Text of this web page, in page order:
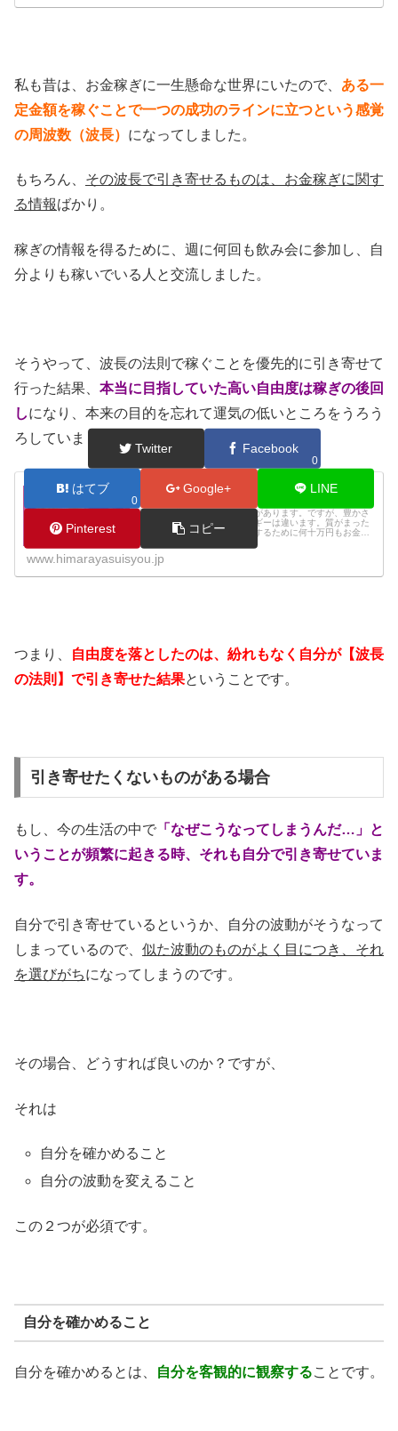
私も昔は、お金稼ぎに一生懸命な世界にいたので、 ある一
定金額を稼ぐことで一つの成功のラインに立つという感覚
の周波数（波長） になってしました。
もちろん、 その波長で引き寄せるものは、お金稼ぎに関す
る情報ばかり。
稼ぎの情報を得るために、週に何回も飲み会に参加し、自
分よりも稼いでいる人と交流しました。
そうやって、波長の法則で稼ぐことを優先的に引き寄せて
行った結果、 本当に目指していた高い自由度は稼ぎの後回
しになり、本来の目的を忘れて運気の低いところをうろう
ろしていました。
お金のエネルギーと豊かさのエネルギー／金運だ
天界には豊かさのエネルギーがあります。ですが、豊かさ
のエネルギーとお金のエネルギーは違います。質がまった
く違うのです。金運アップをするために何十万円もお金を
されることはありませんでした。そ...
www.himarayasuisyou.jp
つまり、
自由度を落としたのは、紛れもなく自分が【波長
の法則】で引き寄せた結果ということです。
引き寄せたくないものがある場合
もし、今の生活の中で 「なぜこうなってしまうんだ…」と
いうことが頻繁に起きる時、それも自分で引き寄せていま
す。
自分で引き寄せているというか、自分の波動がそうなって
しまっているので、 似た波動のものがよく目につき、それ
を選びがちになってしまうのです。
その場合、どうすれば良いのか？ですが、
それは
自分を確かめること
自分の波動を変えること
この２つが必須です。
自分を確かめること
自分を確かめるとは、 自分を客観的に観察することです。
Twitter Facebook
0
はてブ
0
Google+ LINE
Pinterest コピー